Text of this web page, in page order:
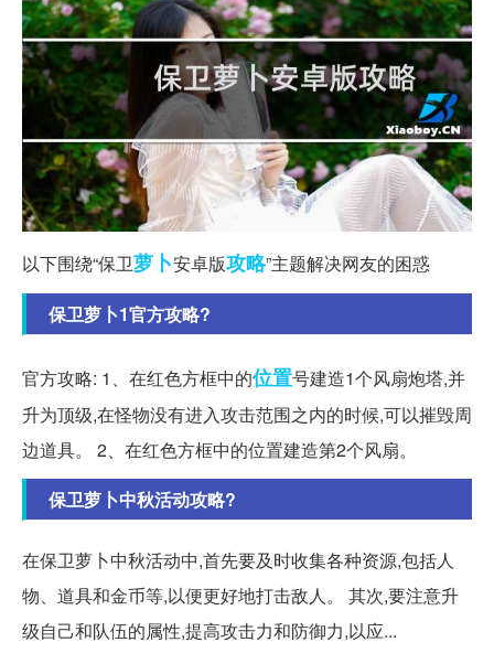
以下围绕“保卫萝卜安卓版攻略”主题解决网友的困惑
保卫萝卜1官方攻略?
官方攻略: 1、在红色方框中的位置号建造1个风扇炮塔,并
升为顶级,在怪物没有进入攻击范围之内的时候,可以摧毁周
边道具。 2、在红色方框中的位置建造第2个风扇。
保卫萝卜中秋活动攻略?
在保卫萝卜中秋活动中,首先要及时收集各种资源,包括人
物、道具和金币等,以便更好地打击敌人。 其次,要注意升
级自己和队伍的属性,提高攻击力和防御力,以应...